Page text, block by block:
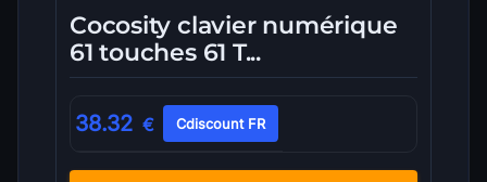
Cocosity clavier numérique
61 touches 61 T...
38.32 € Cdiscount FR